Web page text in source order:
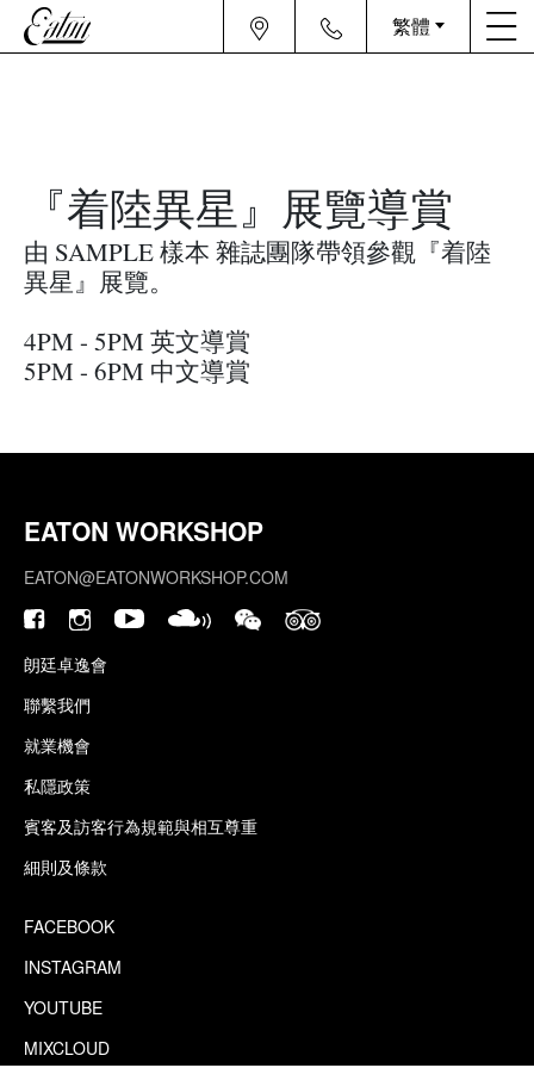
繁體
『着陸異星』展覽導賞
由 SAMPLE 樣本 雜誌團隊帶領參觀『着陸
異星』展覽。
4PM - 5PM 英文導賞
5PM - 6PM 中文導賞
EATON WORKSHOP
EATON@EATONWORKSHOP.COM
朗廷卓逸會
聯繫我們
就業機會
私隱政策
賓客及訪客行為規範與相互尊重
細則及條款
FACEBOOK
INSTAGRAM
YOUTUBE
MIXCLOUD